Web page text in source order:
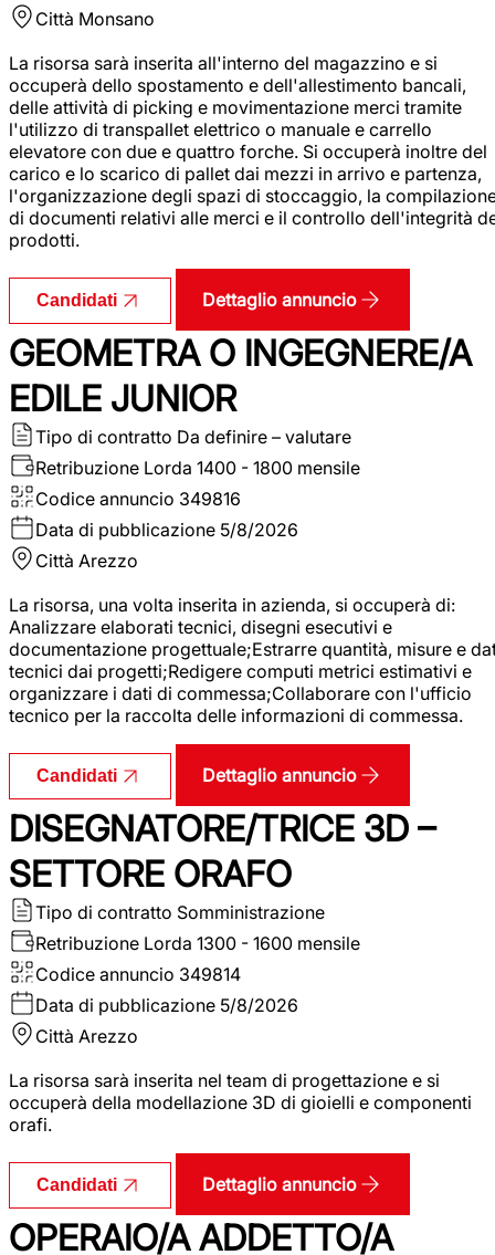
Città Monsano
La risorsa sarà inserita all'interno del magazzino e si
occuperà dello spostamento e dell'allestimento bancali,
delle attività di picking e movimentazione merci tramite
l'utilizzo di transpallet elettrico o manuale e carrello
elevatore con due e quattro forche. Si occuperà inoltre del
carico e lo scarico di pallet dai mezzi in arrivo e partenza,
l'organizzazione degli spazi di stoccaggio, la
di documenti relativi alle merci e il controllo dell'integrità
prodotti.
Candidati Dettaglio annuncio
GEOMETRA O INGEGNERE/A
EDILE JUNIOR
Tipo di contratto Da definire – valutare
Retribuzione Lorda 1400 - 1800 mensile
Codice annuncio 349816
Data di pubblicazione 5/8/2026
Città Arezzo
La risorsa, una volta inserita in azienda, si occuperà di:
Analizzare elaborati tecnici, disegni esecutivi e
documentazione progettuale;Estrarre quantità, misure e
tecnici dai progetti;Redigere computi metrici estimativi e
organizzare i dati di commessa;Collaborare con l'ufficio
tecnico per la raccolta delle informazioni di commessa.
Candidati Dettaglio annuncio
DISEGNATORE/TRICE 3D –
SETTORE ORAFO
Tipo di contratto Somministrazione
Retribuzione Lorda 1300 - 1600 mensile
Codice annuncio 349814
Data di pubblicazione 5/8/2026
Città Arezzo
La risorsa sarà inserita nel team di progettazione e si
occuperà della modellazione 3D di gioielli e componenti
orafi.
Candidati Dettaglio annuncio
OPERAIO/A ADDETTO/A